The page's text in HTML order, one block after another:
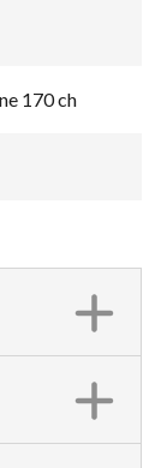
170 ch